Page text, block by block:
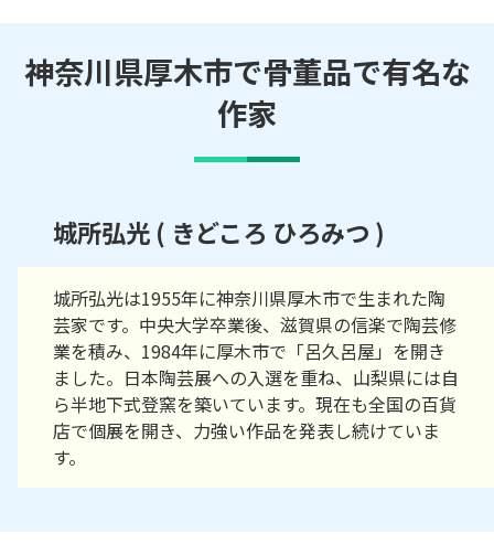
神奈川県厚木市で骨董品で有名な
作家
城所弘光 ( きどころ ひろみつ )
城所弘光は1955年に神奈川県厚木市で生まれた陶
芸家です。中央大学卒業後、滋賀県の信楽で陶芸修
業を積み、1984年に厚木市で「呂久呂屋」を開き
ました。日本陶芸展への入選を重ね、山梨県には自
ら半地下式登窯を築いています。現在も全国の百貨
店で個展を開き、力強い作品を発表し続けていま
す。